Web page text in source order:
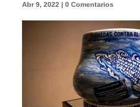
Abr 9, 2022 | 0 Comentarios